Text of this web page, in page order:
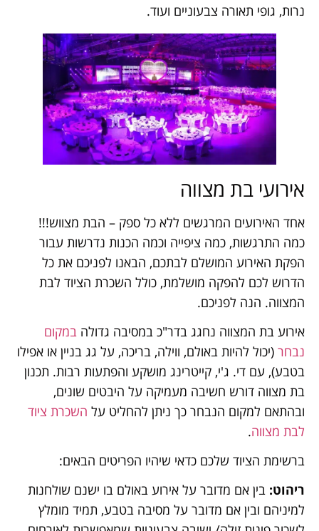
נרות, גופי תאורה צבעוניים ועוד.
אירועי בת מצווה
אחד האירועים המרגשים ללא כל ספק – הבת מצווש!!!
כמה התרגשות, כמה ציפייה וכמה הכנות נדרשות עבור
הפקת האירוע המושלם לבתכם, הבאנו לפניכם את כל
הדרוש לכם להפקה מושלמת, כולל השכרת הציוד לבת
המצווה. הנה לפניכם.
אירוע בת המצווה נחגג בדר"כ במסיבה גדולה במקום
נבחר (יכול להיות באולם, ווילה, בריכה, על גג בניין או אפילו
בטבע), עם די. ג'י, קייטרינג מושקע והפתעות רבות. תכנון
בת מצווה דורש חשיבה מעמיקה על היבטים שונים,
ובהתאם למקום הנבחר כך ניתן להחליט על השכרת ציוד
לבת מצווה.
ברשימת הציוד שלכם כדאי שיהיו הפריטים הבאים:
ריהוט: בין אם מדובר על אירוע באולם בו ישנם שולחנות
למיניהם ובין אם מדובר על מסיבה בטבע, תמיד מומלץ